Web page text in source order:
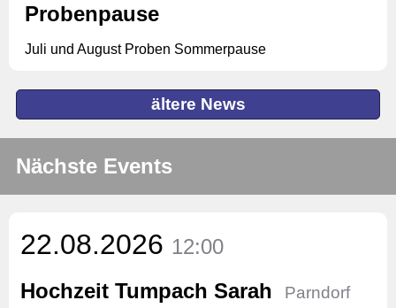
Probenpause
Juli und August Proben Sommerpause
ältere News
Nächste Events
22.08.2026 12:00
Hochzeit Tumpach Sarah
Parndorf